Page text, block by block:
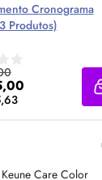
Cronograma
Produtos)
Agora ❯